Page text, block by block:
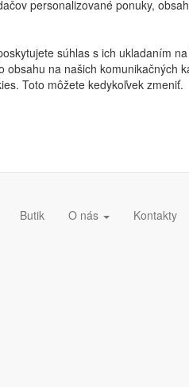
personalizované ponuky,
súhlas s ich ukladaním
na našich komunikačných
Toto môžete kedykoľvek zmeniť.
Butik O nás Kontakty